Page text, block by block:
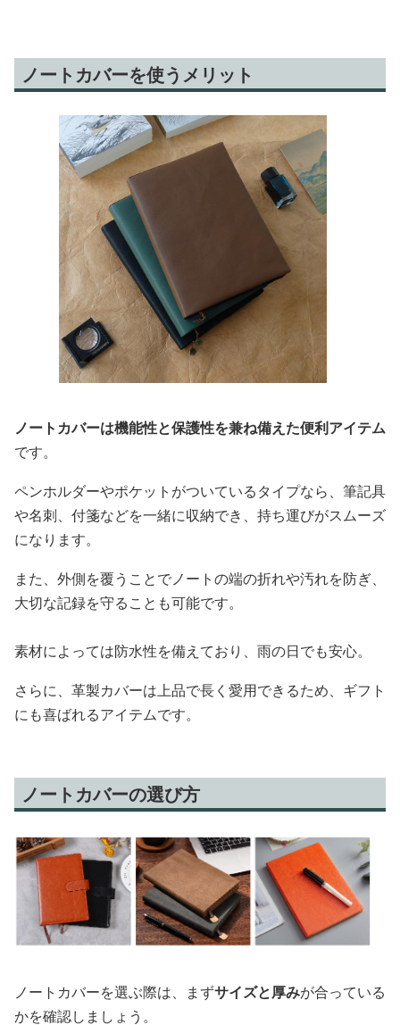
ノートカバーを使うメリット
ノートカバーは機能性と保護性を兼ね備えた便利アイテム
です。
ペンホルダーやポケットがついているタイプなら、筆記具
や名刺、付箋などを一緒に収納でき、持ち運びがスムーズ
になります。
また、外側を覆うことでノートの端の折れや汚れを防ぎ、
大切な記録を守ることも可能です。
素材によっては防水性を備えており、雨の日でも安心。
さらに、革製カバーは上品で長く愛用できるため、ギフト
にも喜ばれるアイテムです。
ノートカバーの選び方
ノートカバーを選ぶ際は、まずサイズと厚みが合っている
かを確認しましょう。